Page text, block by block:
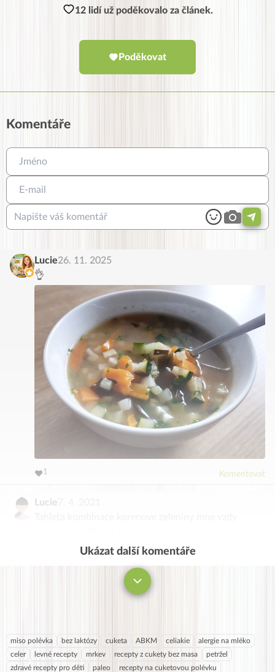
12 lidí už poděkovalo za článek.
Poděkovat
Komentáře
Lucie26. 11. 2025
👌
❤️ 1
6 Komentovat
Lucie
Ukázat další komentáře
miso polévka bez laktózy cuketa ABKM celiakie
alergie na mléko
celer
levné recepty mrkev recepty z cukety bez masa
petržel
zdravé recepty pro děti
paleo
recepty na cuketovou polévku